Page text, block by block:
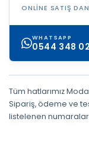
ONLINE SATIŞ
WHATSAPP
0544 348
Tüm hatlarımız
Sipariş, ödeme ve
listelenen